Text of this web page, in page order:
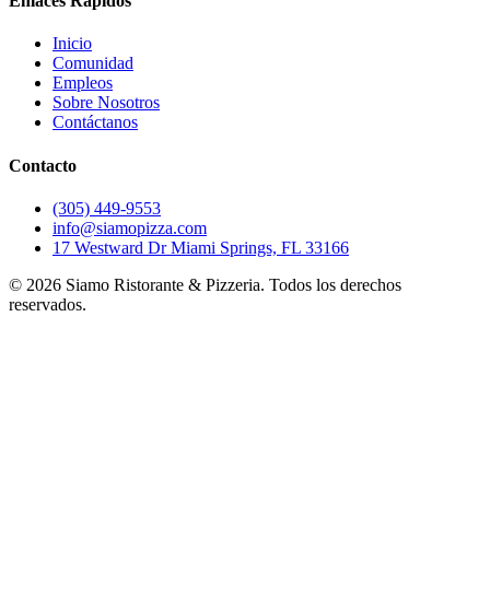
Inicio
Comunidad
Empleos
Sobre Nosotros
Contáctanos
Contacto
(305) 449-9553
info@siamopizza.com
17 Westward Dr Miami Springs, FL 33166
© 2026 Siamo Ristorante & Pizzeria. Todos los derechos
reservados.